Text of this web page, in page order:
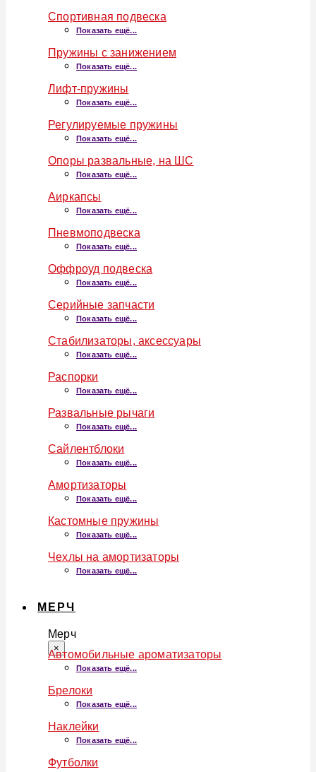
Спортивная подвеска
Показать ещё...
Пружины с занижением
Показать ещё...
Лифт-пружины
Показать ещё...
Регулируемые пружины
Показать ещё...
Опоры развальные, на ШС
Показать ещё...
Аиркапсы
Показать ещё...
Пневмоподвеска
Показать ещё...
Оффроуд подвеска
Показать ещё...
Серийные запчасти
Показать ещё...
Стабилизаторы, аксессуары
Показать ещё...
Распорки
Показать ещё...
Развальные рычаги
Показать ещё...
Сайлентблоки
Показать ещё...
Амортизаторы
Показать ещё...
Кастомные пружины
Показать ещё...
Чехлы на амортизаторы
Показать ещё...
МЕРЧ
Мерч
×
Автомобильные ароматизаторы
Показать ещё...
Брелоки
Показать ещё...
Наклейки
Показать ещё...
Футболки